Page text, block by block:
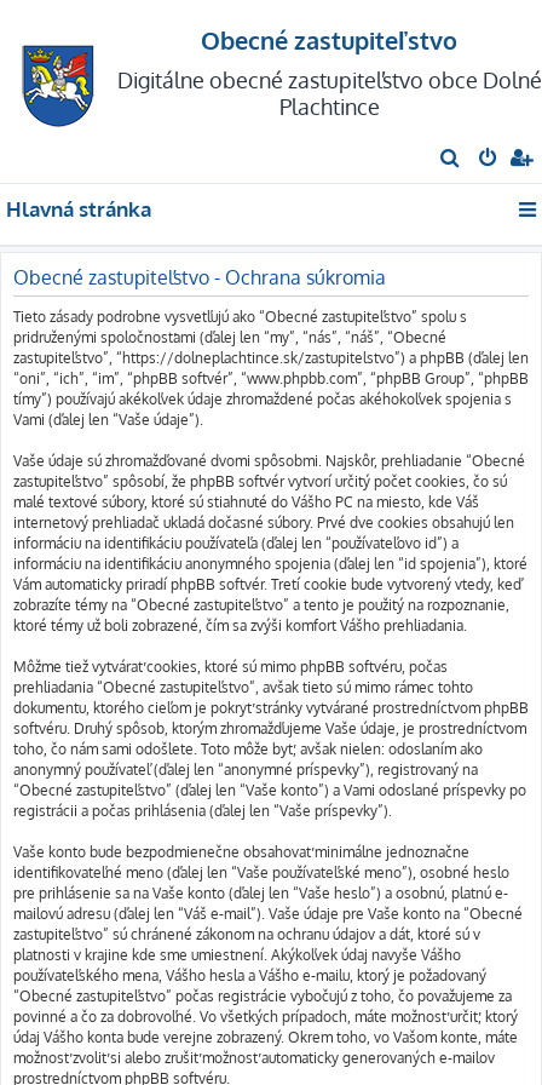
Obecné zastupiteľstvo
Digitálne obecné zastupiteľstvo obce Dolné
Plachtince
ľ
d
Hlavná stránka
Obecné zastupiteľstvo - Ochrana súkromia
Tieto zásady podrobne vysvetľujú ako “Obecné zastupiteľstvo” spolu s
pridruženými spoločnosťami (ďalej len “my”, “nás”, “náš”, “Obecné
zastupiteľstvo”, “https://dolneplachtince.sk/zastupitelstvo”) a phpBB (ďalej len
“oni”, “ich”, “im”, “phpBB softvér”, “www.phpbb.com”, “phpBB Group”, “phpBB
tímy”) používajú akékoľvek údaje zhromaždené počas akéhokoľvek spojenia s
Vami (ďalej len “Vaše údaje”).
Vaše údaje sú zhromažďované dvomi spôsobmi. Najskôr, prehliadanie “Obecné
zastupiteľstvo” spôsobí, že phpBB softvér vytvorí určitý počet cookies, čo sú
malé textové súbory, ktoré sú stiahnuté do Vášho PC na miesto, kde Váš
internetový prehliadač ukladá dočasné súbory. Prvé dve cookies obsahujú len
informáciu na identifikáciu používateľa (ďalej len “používateľovo id”) a
informáciu na identifikáciu anonymného spojenia (ďalej len “id spojenia”), ktoré
Vám automaticky priradí phpBB softvér. Tretí cookie bude vytvorený vtedy, keď
zobrazíte témy na “Obecné zastupiteľstvo” a tento je použitý na rozpoznanie,
ktoré témy už boli zobrazené, čím sa zvýši komfort Vášho prehliadania.
Môžme tiež vytvárať cookies, ktoré sú mimo phpBB softvéru, počas
prehliadania “Obecné zastupiteľstvo”, avšak tieto sú mimo rámec tohto
dokumentu, ktorého cieľom je pokryť stránky vytvárané prostredníctvom phpBB
softvéru. Druhý spôsob, ktorým zhromažďujeme Vaše údaje, je prostredníctvom
toho, čo nám sami odošlete. Toto môže byť, avšak nielen: odoslaním ako
anonymný používateľ (ďalej len “anonymné príspevky”), registrovaný na
“Obecné zastupiteľstvo” (ďalej len “Vaše konto”) a Vami odoslané príspevky po
registrácii a počas prihlásenia (ďalej len “Vaše príspevky”).
Vaše konto bude bezpodmienečne obsahovať minimálne jednoznačne
identifikovateľné meno (ďalej len “Vaše používateľské meno”), osobné heslo
pre prihlásenie sa na Vaše konto (ďalej len “Vaše heslo”) a osobnú, platnú e-
mailovú adresu (ďalej len “Váš e-mail”). Vaše údaje pre Vaše konto na “Obecné
zastupiteľstvo” sú chránené zákonom na ochranu údajov a dát, ktoré sú v
platnosti v krajine kde sme umiestnení. Akýkoľvek údaj navyše Vášho
používateľského mena, Vášho hesla a Vášho e-mailu, ktorý je požadovaný
“Obecné zastupiteľstvo” počas registrácie vybočujú z toho, čo považujeme za
povinné a čo za dobrovoľné. Vo všetkých prípadoch, máte možnosť určiť, ktorý
údaj Vášho konta bude verejne zobrazený. Okrem toho, vo Vašom konte, máte
možnosť zvoliť si alebo zrušiť možnosť automaticky generovaných e-mailov
prostredníctvom phpBB softvéru.